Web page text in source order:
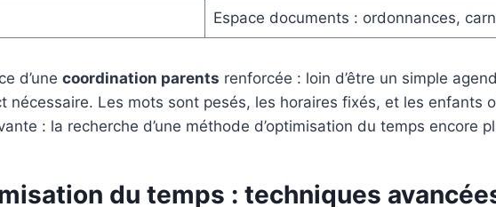
Espace documents : ordonnances,
d’une coordination parents renforcée : loin d’être un simple
Les mots sont pesés, les horaires fixés, et les enfants
: la recherche d’une méthode d’optimisation du temps encore
du temps : techniques